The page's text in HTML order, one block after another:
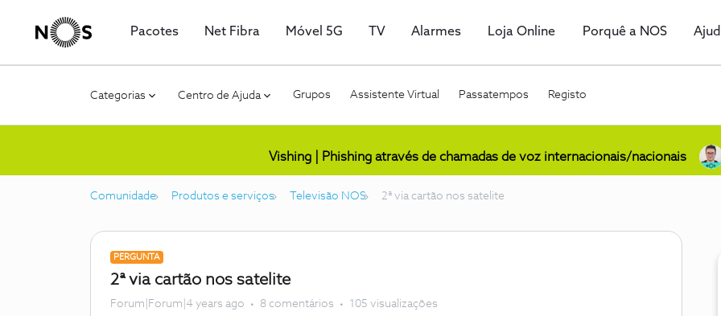
Pacotes Net Fibra Móvel 5G TV Alarmes Loja Online Porquê a NOS
Categorias Centro de Ajuda Grupos Assistente Virtual Passatempos Registo
Vishing | Phishing através de chamadas de voz internacionais/nacionais
Comunidade Produtos e serviços Televisão NOS 2ª via cartão nos satelite
PERGUNTA
2ª via cartão nos satelite
Forum|Forum|4 years ago 8 comentários 105 visualizações